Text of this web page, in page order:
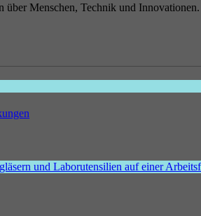
über Menschen, Technik und